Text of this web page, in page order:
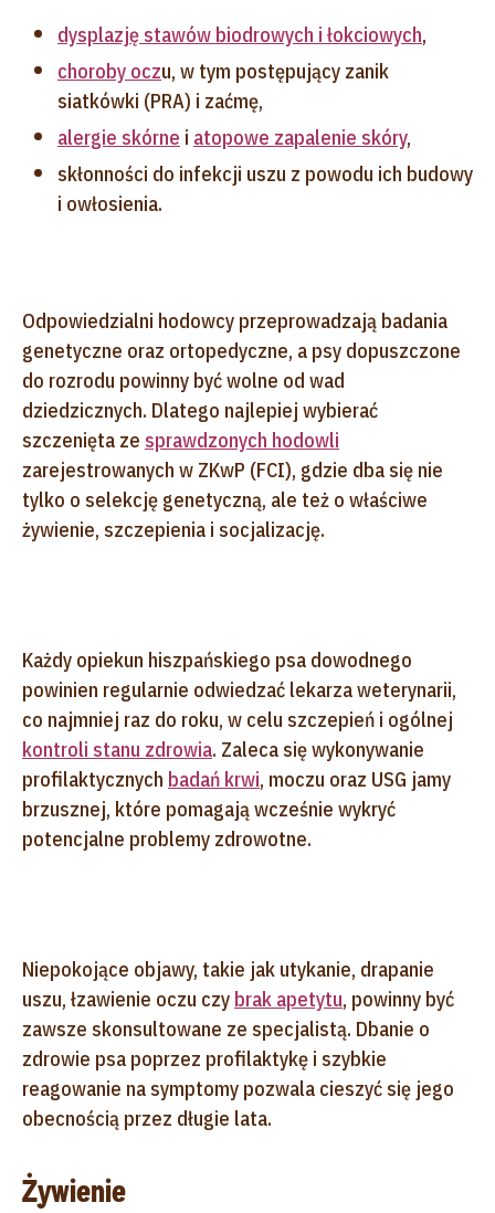
dysplazję stawów biodrowych i łokciowych,
choroby oczu, w tym postępujący zanik
siatkówki (PRA) i zaćmę,
alergie skórne i atopowe zapalenie skóry,
skłonności do infekcji uszu z powodu ich budowy
i owłosienia.
Odpowiedzialni hodowcy przeprowadzają badania
genetyczne oraz ortopedyczne, a psy dopuszczone
do rozrodu powinny być wolne od wad
dziedzicznych. Dlatego najlepiej wybierać
szczenięta ze sprawdzonych hodowli
zarejestrowanych w ZKwP (FCI), gdzie dba się nie
tylko o selekcję genetyczną, ale też o właściwe
żywienie, szczepienia i socjalizację.
Każdy opiekun hiszpańskiego psa dowodnego
powinien regularnie odwiedzać lekarza weterynarii,
co najmniej raz do roku, w celu szczepień i ogólnej
kontroli stanu zdrowia. Zaleca się wykonywanie
profilaktycznych badań krwi, moczu oraz USG jamy
brzusznej, które pomagają wcześnie wykryć
potencjalne problemy zdrowotne.
Niepokojące objawy, takie jak utykanie, drapanie
uszu, łzawienie oczu czy brak apetytu, powinny być
zawsze skonsultowane ze specjalistą. Dbanie o
zdrowie psa poprzez profilaktykę i szybkie
reagowanie na symptomy pozwala cieszyć się jego
obecnością przez długie lata.
Żywienie